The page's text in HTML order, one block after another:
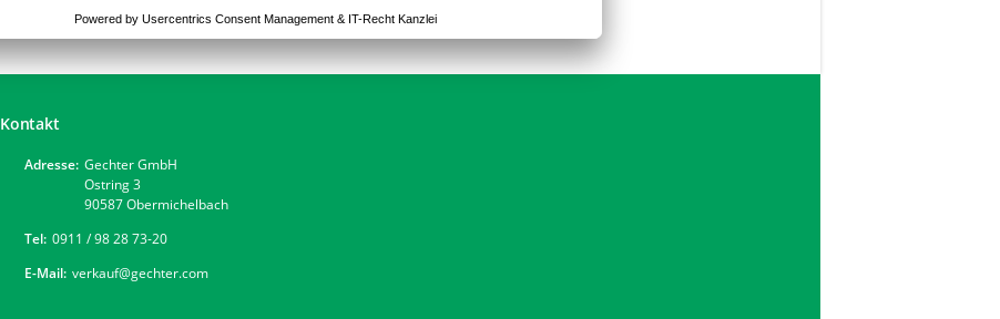
Kontakt
Adresse: Gechter GmbH
Ostring 3
90587 Obermichelbach
Tel: 0911 / 98 28 73-20
E-Mail: verkauf@gechter.com